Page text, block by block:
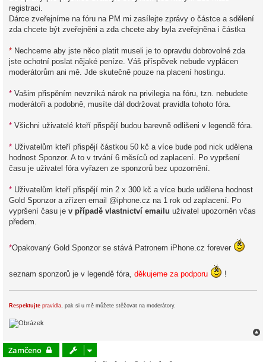
registraci.
Dárce zveřejníme na fóru na PM mi zasílejte zprávy o částce a sdělení
zda chcete být zveřejněni a zda chcete aby byla zveřejněna i částka
* Nechceme aby jste něco platit museli je to opravdu dobrovolné zda
jste ochotní poslat nějaké peníze. Váš příspěvek nebude vyplácen
moderátorům ani mě. Jde skutečně pouze na placení hostingu.
* Vašim přispěním nevzniká nárok na privilegia na fóru, tzn. nebudete
moderátoři a podobně, musíte dál dodržovat pravidla tohoto fóra.
* Všichni uživatelé kteří přispějí budou barevně odlišeni v legendě fóra.
* Uživatelům kteří přispějí částkou 50 kč a více bude pod nick udělena
hodnost Sponzor. A to v trvání 6 měsíců od zaplacení. Po vypršení
času je uživatel fóra vyřazen ze sponzorů bez upozornění.
* Uživatelům kteří přispějí min 2 x 300 kč a více bude udělena hodnost
Gold Sponzor a zřízen email @iphone.cz na 1 rok od zaplacení. Po
vypršení času je v případě vlastnictví emailu uživatel upozorněn včas
předem.
*Opakovaný Gold Sponzor se stává Patronem iPhone.cz forever
seznam sponzorů je v legendě fóra, děkujeme za podporu !
Respektujte pravidla , pak si u mě můžete stěžovat na moderátory.
Zamčeno